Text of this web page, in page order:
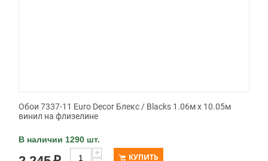
Обои 7337-11 Euro Decor Блекс / Blacks 1.06м x 10.05м
винил на флизелине
В наличии 1290 шт.
+
КУПИТЬ